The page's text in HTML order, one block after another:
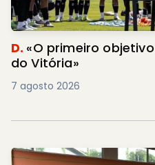
D. «O primeiro
do Vitória»
7 agosto 2026